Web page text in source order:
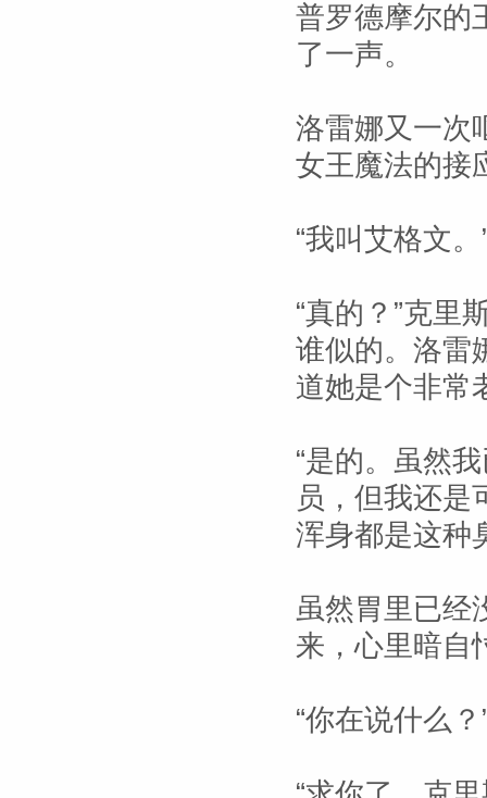
普罗德摩尔的
了一声。
洛雷娜又一次
女王魔法的接
“我叫艾格文。
“真的？”克里
谁似的。洛雷
道她是个非常
“是的。虽然
员，但我还是
浑身都是这种
虽然胃里已经
来，心里暗自
“你在说什么